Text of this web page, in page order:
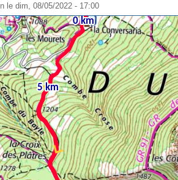
le dim, 08/05/2022 - 17:00